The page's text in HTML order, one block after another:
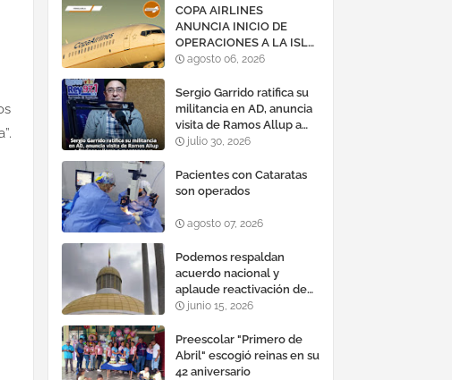
COPA AIRLINES
ANUNCIA INICIO DE
OPERACIONES A LA ISLA
DE MARGARITA,
agosto 06, 2026
Sergio Garrido ratifica su
militancia en AD, anuncia
visita de Ramos Allup a
Barinas y llama a
cauteloso»
julio 30, 2026
Pacientes con Cataratas
son operados
agosto 07, 2026
Podemos respaldan
acuerdo nacional y
aplaude reactivación de
Tocoma con la
megavatios al sistema
eléctrico nacional
junio 15, 2026
Preescolar "Primero de
Abril" escogió reinas en su
42 aniversario